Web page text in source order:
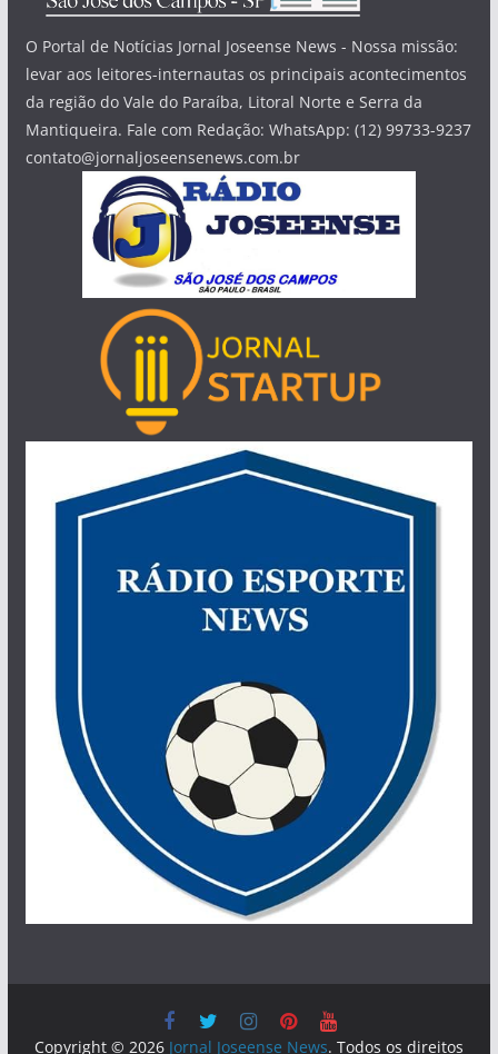
O Portal de Notícias Jornal Joseense News - Nossa missão:
levar aos leitores-internautas os principais acontecimentos
da região do Vale do Paraíba, Litoral Norte e Serra da
Mantiqueira. Fale com Redação: WhatsApp: (12) 99733-9237
contato@jornaljoseensenews.com.br
Copyright © 2026 Jornal Joseense News. Todos os direitos